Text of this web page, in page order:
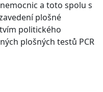
a toto spolu s
plošné
politického
plošných testů PCR